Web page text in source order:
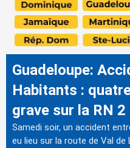
Guadeloupe:
Habitants :
grave sur la RN 2
Samedi soir, un accident
eu lieu sur la route de Val de